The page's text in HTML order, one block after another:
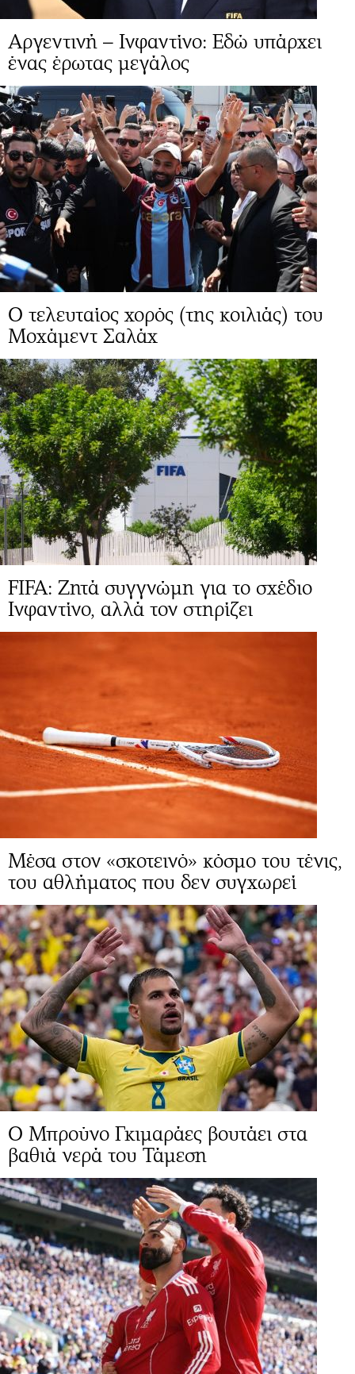
Αργεντινή – Ινφαντίνο: Εδώ υπάρχει
ένας έρωτας μεγάλος
Ο τελευταίος χορός (της κοιλιάς) του
Μοχάμεντ Σαλάχ
FIFA: Ζητά συγγνώμη για το σχέδιο
Ινφαντίνο, αλλά τον στηρίζει
Μέσα στον «σκοτεινό» κόσμο του τένις,
του αθλήματος που δεν συγχωρεί
Ο Μπρούνο Γκιμαράες βουτάει στα
βαθιά νερά του Τάμεση